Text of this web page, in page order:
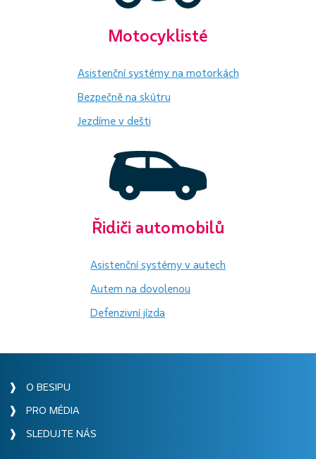
Motocyklisté
Asistenční systémy na motorkách
Bezpečně na skútru
Jezdíme v dešti
Řidiči automobilů
Asistenční systémy v autech
Autem na dovolenou
Defenzivní jízda
❱ O BESIPU
❱ PRO MÉDIA
❱ SLEDUJTE NÁS